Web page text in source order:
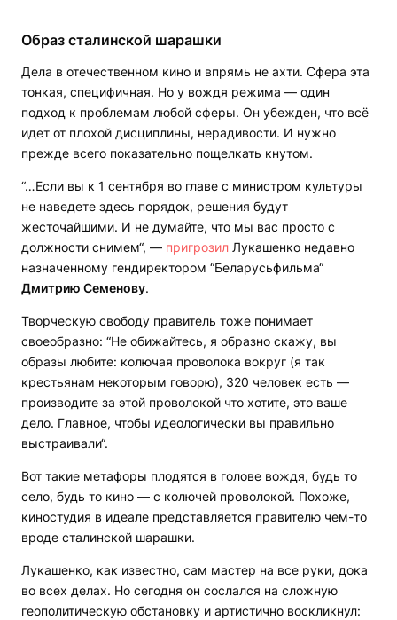
Образ сталинской шарашки
Дела в отечественном кино и впрямь не ахти. Сфера эта
тонкая, специфичная. Но у вождя режима — один
подход к проблемам любой сферы. Он убежден, что всё
идет от плохой дисциплины, нерадивости. И нужно
прежде всего показательно пощелкать кнутом.
“…Если вы к 1 сентября во главе с министром культуры
не наведете здесь порядок, решения будут
жесточайшими. И не думайте, что мы вас просто с
должности снимем“, — пригрозил Лукашенко недавно
назначенному гендиректором “Беларусьфильма“
Дмитрию Семенову.
Творческую свободу правитель тоже понимает
своеобразно: “Не обижайтесь, я образно скажу, вы
образы любите: колючая проволока вокруг (я так
крестьянам некоторым говорю), 320 человек есть —
производите за этой проволокой что хотите, это ваше
дело. Главное, чтобы идеологически вы правильно
выстраивали“.
Вот такие метафоры плодятся в голове вождя, будь то
село, будь то кино — с колючей проволокой. Похоже,
киностудия в идеале представляется правителю чем-то
вроде сталинской шарашки.
Лукашенко, как известно, сам мастер на все руки, дока
во всех делах. Но сегодня он сослался на сложную
геополитическую обстановку и артистично воскликнул: